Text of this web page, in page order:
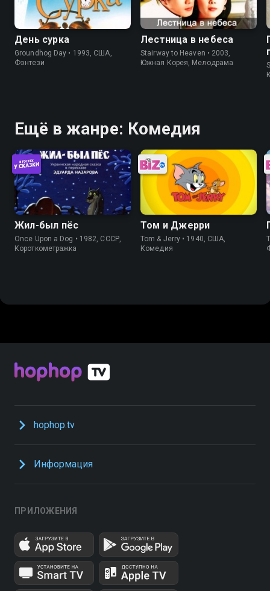
День сурка
Groundhog Day • 1993, США,
Фэнтези
Лестница в небеса
Stairway to Heaven • 2003,
Южная Корея, Мелодрама
Ещё в жанре: Комедия
Жил-был пёс
Once Upon a Dog • 1982, СССР,
Короткометражка
Том и Джерри
Tom & Jerry • 1940, США,
Комедия
hophop.tv
Информация
ПРИЛОЖЕНИЯ